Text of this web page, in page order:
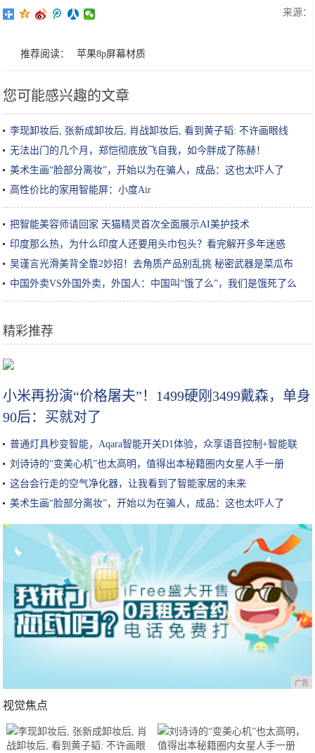
来源：
推荐阅读： 苹果8p屏幕材质
您可能感兴趣的文章
李现卸妆后, 张新成卸妆后, 肖战卸妆后, 看到黄子韬: 不许画眼线
无法出门的几个月，郑恺彻底放飞自我，如今胖成了陈赫！
美术生画“脸部分离妆”，开始以为在骗人，成品：这也太吓人了
高性价比的家用智能屏：小度Air
把智能美容师请回家 天猫精灵首次全面展示AI美护技术
印度那么热，为什么印度人还要用头巾包头？看完解开多年迷惑
吴谨言光滑美背全靠2妙招！去角质产品别乱挑 秘密武器是菜瓜布
中国外卖VS外国外卖，外国人：中国叫“饿了么”，我们是饿死了么
精彩推荐
小米再扮演“价格屠夫”！1499硬刚3499戴森，单身
90后：买就对了
普通灯具秒变智能，Aqara智能开关D1体验，众享语音控制+智能联
动
刘诗诗的“变美心机”也太高明，值得出本秘籍圈内女星人手一册
这台会行走的空气净化器，让我看到了智能家居的未来
美术生画“脸部分离妆”，开始以为在骗人，成品：这也太吓人了
广告
视觉焦点